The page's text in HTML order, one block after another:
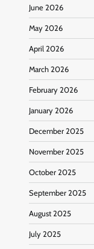
June 2026
May 2026
April 2026
March 2026
February 2026
January 2026
December 2025
November 2025
October 2025
September 2025
August 2025
July 2025